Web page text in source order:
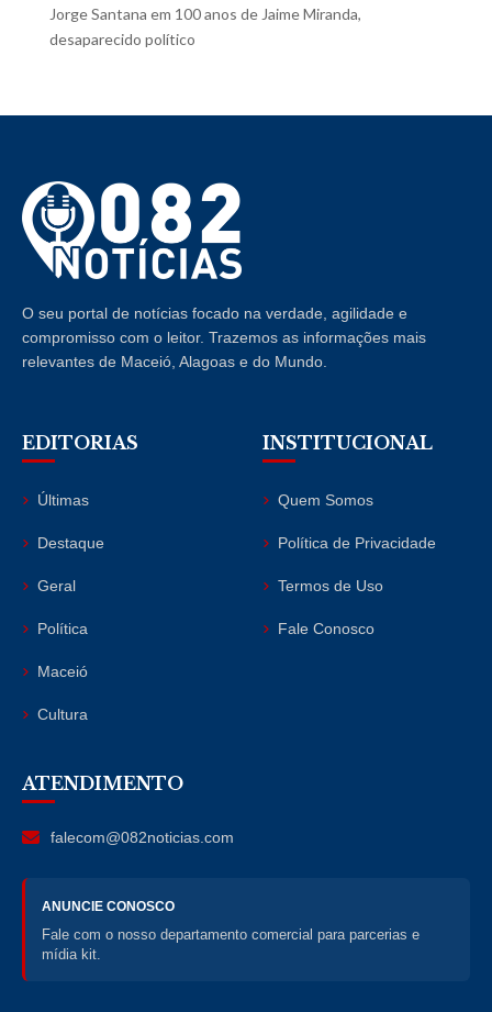
Jorge Santana em 100 anos de Jaime Miranda,
desaparecido político
O seu portal de notícias focado na verdade, agilidade e
compromisso com o leitor. Trazemos as informações mais
relevantes de Maceió, Alagoas e do Mundo.
EDITORIAS
Últimas
Destaque
Geral
Política
Maceió
Cultura
INSTITUCIONAL
Quem Somos
Política de Privacidade
Termos de Uso
Fale Conosco
ATENDIMENTO
falecom@082noticias.com
ANUNCIE CONOSCO
Fale com o nosso departamento comercial para parcerias e
mídia kit.